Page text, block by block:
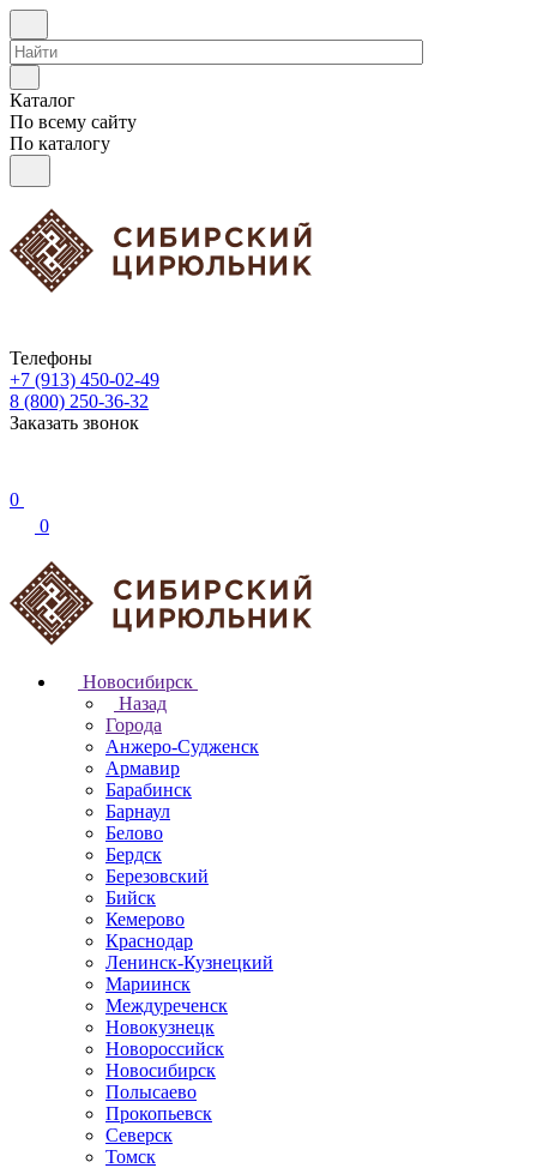
Каталог
По всему сайту
По каталогу
Телефоны
+7 (913) 450-02-49
8 (800) 250-36-32
Заказать звонок
0
0
Новосибирск
Назад
Города
Анжеро-Судженск
Армавир
Барабинск
Барнаул
Белово
Бердск
Березовский
Бийск
Кемерово
Краснодар
Ленинск-Кузнецкий
Мариинск
Междуреченск
Новокузнецк
Новороссийск
Новосибирск
Полысаево
Прокопьевск
Северск
Томск